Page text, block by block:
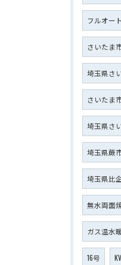
フルオート
さいたま
埼玉県さ
さいたま
埼玉県さ
埼玉県蕨
埼玉県比
無水両面
ガス温水
16号